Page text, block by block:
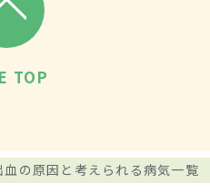
ために組織診を行
挿入するのが難し
TOP
血の原因と考えられる病気一覧